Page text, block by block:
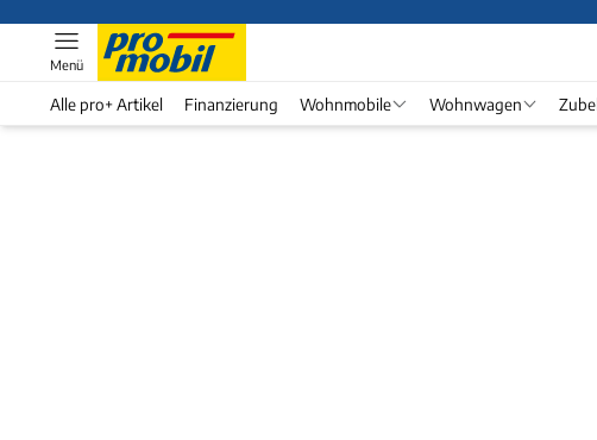
Menü
Alle pro+ Artikel Finanzierung Wohnmobile Wohnwagen